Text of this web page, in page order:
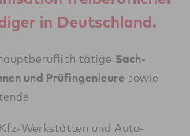
in Deutschland.
tätige Sach­
und Prüf­ingenieure sowie
Werk­stätten und Auto­